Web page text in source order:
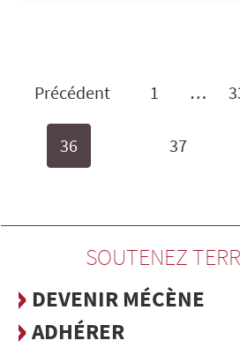
Précédent 1 …
36 37
SOUTENEZ
DEVENIR MÉCÈNE
ADHÉRER